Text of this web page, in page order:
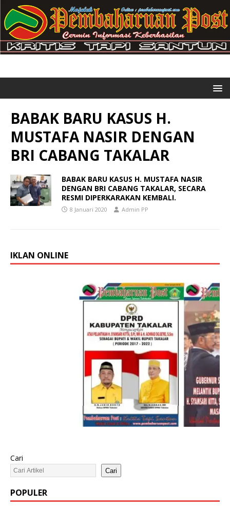
BABAK BARU KASUS H.
MUSTAFA NASIR DENGAN
BRI CABANG TAKALAR
BABAK BARU KASUS H. MUSTAFA NASIR
DENGAN BRI CABANG TAKALAR, SECARA
RESMI DIPERKARAKAN KEMBALI.
8 Januari 2020 Admin PP
IKLAN ONLINE
Cari
Cari
POPULER